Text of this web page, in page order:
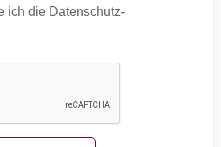
ich die Datenschutz­